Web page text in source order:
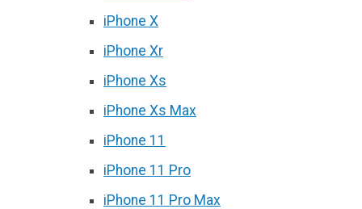
iPhone X
iPhone Xr
iPhone Xs
iPhone Xs Max
iPhone 11
iPhone 11 Pro
iPhone 11 Pro Max